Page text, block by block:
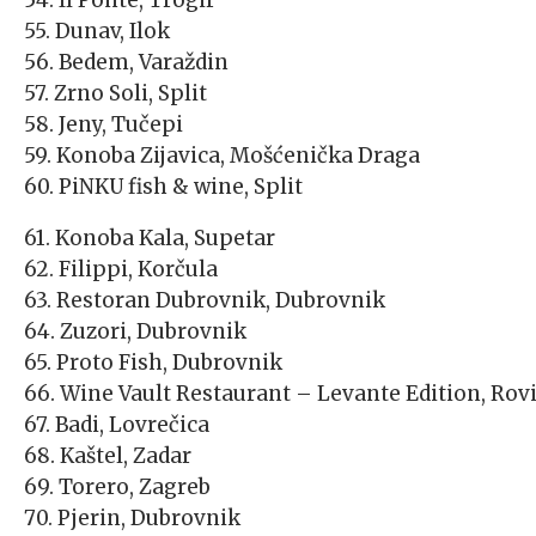
55. Dunav, Ilok
56. Bedem, Varaždin
57. Zrno Soli, Split
58. Jeny, Tučepi
59. Konoba Zijavica, Mošćenička Draga
60. PiNKU fish & wine, Split
61. Konoba Kala, Supetar
62. Filippi, Korčula
63. Restoran Dubrovnik, Dubrovnik
64. Zuzori, Dubrovnik
65. Proto Fish, Dubrovnik
66. Wine Vault Restaurant – Levante Edition,
67. Badi, Lovrečica
68. Kaštel, Zadar
69. Torero, Zagreb
70. Pjerin, Dubrovnik